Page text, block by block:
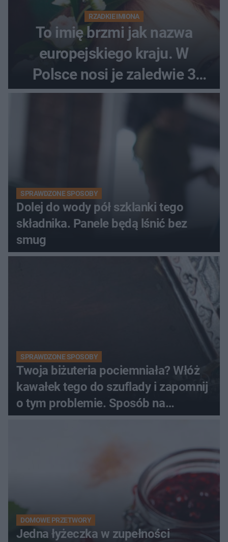
RZADKIE IMIONA
To imię brzmi jak nazwa
europejskiego kraju. W
Polsce nosi je zaledwie 3
kobiety
SPRAWDZONE SPOSOBY
Dolej do wody pół szklanki tego
składnika. Panele będą lśnić bez
smug
SPRAWDZONE SPOSOBY
Twoja biżuteria pociemniała? Włóż
kawałek tego do szuflady i zapomnij
o tym problemie. Sposób na
pociemniałą biżuterię
DOMOWE PRZETWORY
Jedna łyżeczka w zupełności